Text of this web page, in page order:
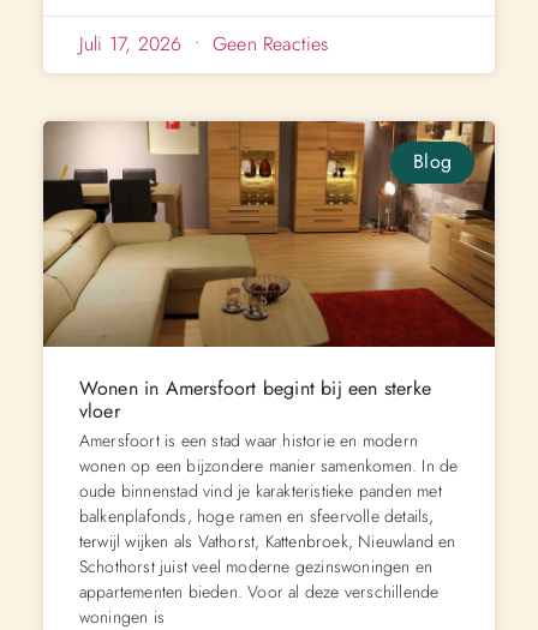
Juli 17, 2026 Geen Reacties
Blog
Wonen in Amersfoort begint bij een sterke
vloer
Amersfoort is een stad waar historie en modern
wonen op een bijzondere manier samenkomen. In de
oude binnenstad vind je karakteristieke panden met
balkenplafonds, hoge ramen en sfeervolle details,
terwijl wijken als Vathorst, Kattenbroek, Nieuwland en
Schothorst juist veel moderne gezinswoningen en
appartementen bieden. Voor al deze verschillende
woningen is